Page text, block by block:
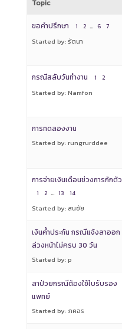
Topic
ขอคำปรึกษา 1 2 … 6 7
Started by: รัตนา
กรณีสลับวันทำงาน 1 2
Started by: Namfon
การทดลองงาน
Started by: rungrurddee
การจ่ายเงินเดือนช่วงการกักตัว
1 2 … 13 14
Started by: สนชัย
เงินค้ำประกัน กรณีแจ้งลาออก
ล่วงหน้าไม่ครบ 30 วัน
Started by: p
ลาป่วยกรณีต้องใช้ใบรับรอง
แพทย์
Started by: ภคอร